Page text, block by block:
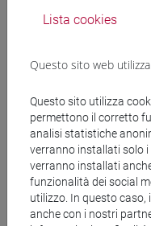
Struttura
LINGUA CINESE
MOD.2A
Lista cookies
Questo sito web
Questo sito utilizza
permettono il corretto
analisi statistiche
verranno installati solo i
verranno installati
funzionalità dei social
utilizzo. In questo
anche con i nostri